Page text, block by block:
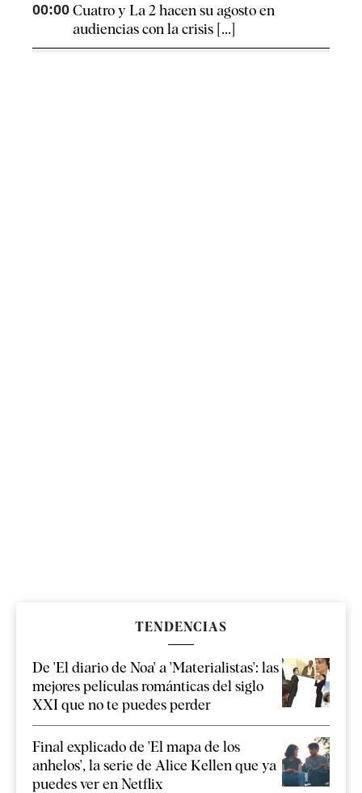
00:00 Cuatro y La 2 hacen su agosto en
audiencias con la crisis [...]
TENDENCIAS
De 'El diario de Noa' a 'Materialistas': las
mejores películas románticas del siglo
XXI que no te puedes perder
Final explicado de 'El mapa de los
anhelos', la serie de Alice Kellen que ya
puedes ver en Netflix